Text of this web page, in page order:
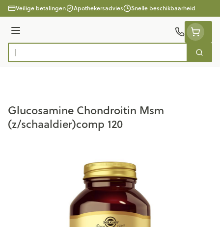
Ga naar de inhoud
Veilige betalingen Apothekersadvies Snelle beschikbaarheid
Menu
Product, merk, categorie...
Zoek
Glucosamine Chondroitin Msm
(z/schaaldier)comp 120